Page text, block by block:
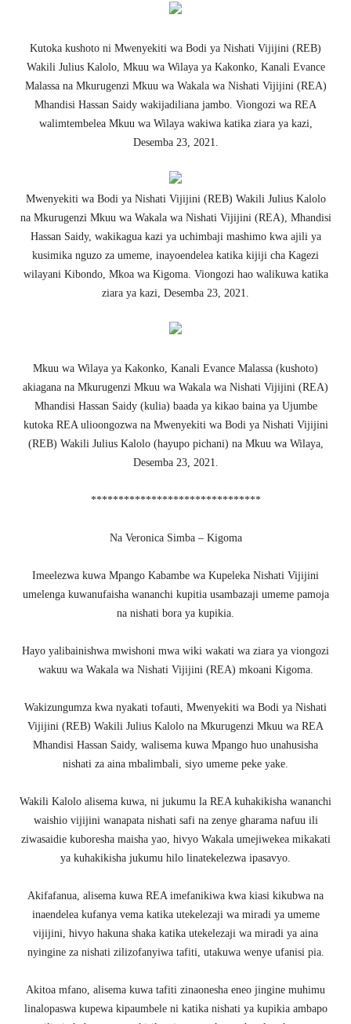
Kutoka kushoto ni Mwenyekiti wa Bodi ya Nishati Vijijini (REB)
Wakili Julius Kalolo, Mkuu wa Wilaya ya Kakonko, Kanali Evance
Malassa na Mkurugenzi Mkuu wa Wakala wa Nishati Vijijini (REA)
Mhandisi Hassan Saidy wakijadiliana jambo. Viongozi wa REA
walimtembelea Mkuu wa Wilaya wakiwa katika ziara ya kazi,
Desemba 23, 2021.
Mwenyekiti wa Bodi ya Nishati Vijijini (REB) Wakili Julius Kalolo
na Mkurugenzi Mkuu wa Wakala wa Nishati Vijijini (REA), Mhandisi
Hassan Saidy, wakikagua kazi ya uchimbaji mashimo kwa ajili ya
kusimika nguzo za umeme, inayoendelea katika kijiji cha Kagezi
wilayani Kibondo, Mkoa wa Kigoma. Viongozi hao walikuwa katika
ziara ya kazi, Desemba 23, 2021.
Mkuu wa Wilaya ya Kakonko, Kanali Evance Malassa (kushoto)
akiagana na Mkurugenzi Mkuu wa Wakala wa Nishati Vijijini (REA)
Mhandisi Hassan Saidy (kulia) baada ya kikao baina ya Ujumbe
kutoka REA ulioongozwa na Mwenyekiti wa Bodi ya Nishati Vijijini
(REB) Wakili Julius Kalolo (hayupo pichani) na Mkuu wa Wilaya,
Desemba 23, 2021.
*******************************
Na Veronica Simba – Kigoma
Imeelezwa kuwa Mpango Kabambe wa Kupeleka Nishati Vijijini
umelenga kuwanufaisha wananchi kupitia usambazaji umeme pamoja
na nishati bora ya kupikia.
Hayo yalibainishwa mwishoni mwa wiki wakati wa ziara ya viongozi
wakuu wa Wakala wa Nishati Vijijini (REA) mkoani Kigoma.
Wakizungumza kwa nyakati tofauti, Mwenyekiti wa Bodi ya Nishati
Vijijini (REB) Wakili Julius Kalolo na Mkurugenzi Mkuu wa REA
Mhandisi Hassan Saidy, walisema kuwa Mpango huo unahusisha
nishati za aina mbalimbali, siyo umeme peke yake.
Wakili Kalolo alisema kuwa, ni jukumu la REA kuhakikisha wananchi
waishio vijijini wanapata nishati safi na zenye gharama nafuu ili
ziwasaidie kuboresha maisha yao, hivyo Wakala umejiwekea mikakati
ya kuhakikisha jukumu hilo linatekelezwa ipasavyo.
Akifafanua, alisema kuwa REA imefanikiwa kwa kiasi kikubwa na
inaendelea kufanya vema katika utekelezaji wa miradi ya umeme
vijijini, hivyo hakuna shaka katika utekelezaji wa miradi ya aina
nyingine za nishati zilizofanyiwa tafiti, utakuwa wenye ufanisi pia.
Akitoa mfano, alisema kuwa tafiti zinaonesha eneo jingine muhimu
linalopaswa kupewa kipaumbele ni katika nishati ya kupikia ambapo